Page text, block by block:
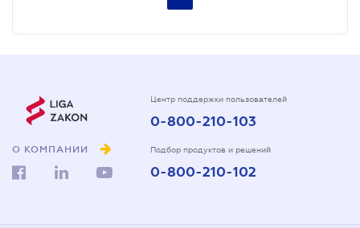
О КОМПАНИИ
Центр поддержки пользователей
0-800-210-103
Подбор продуктов и решений
0-800-210-102